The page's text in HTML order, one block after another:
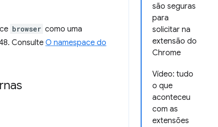
são seguras
para
solicitar na
extensão do
Chrome
Vídeo: tudo
o que
aconteceu
com as
extensões
browser como uma
ConsulteO namespace do